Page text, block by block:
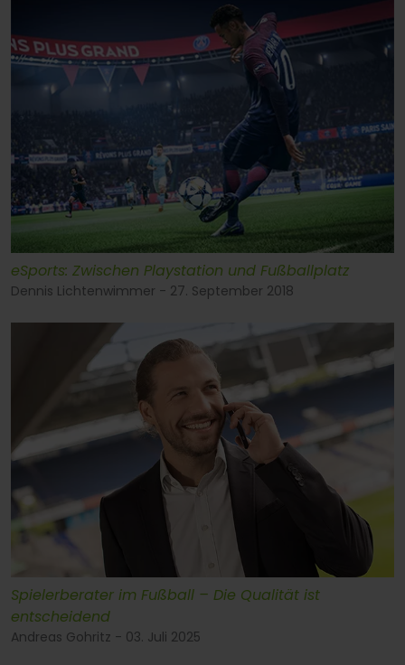
eSports: Zwischen Playstation und Fußballplatz
Dennis Lichtenwimmer - 27. September 2018
Spielerberater im Fußball – Die Qualität ist
entscheidend
Andreas Gohritz - 03. Juli 2025